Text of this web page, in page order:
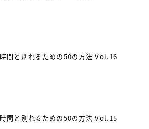
時間と別れるための50の方法 Vol.16
時間と別れるための50の方法 Vol.15